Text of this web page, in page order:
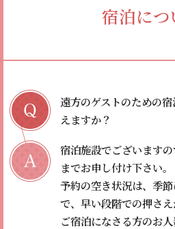
宿泊につ
遠方のゲストのための
えますか？
宿泊施設でございます
までお申し付け下さい。
予約の空き状況は、季
で、早い段階での押さえ
ご宿泊になさる方のお